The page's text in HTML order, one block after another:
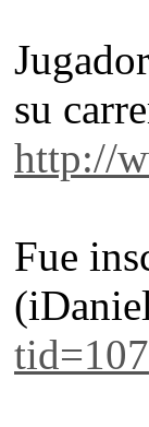
su
http://
Fue
tid=107